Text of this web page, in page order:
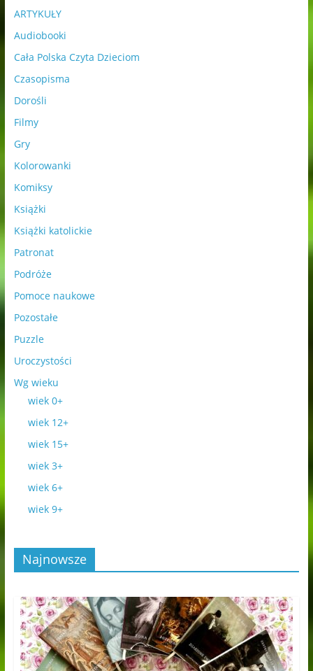
ARTYKUŁY
Audiobooki
Cała Polska Czyta Dzieciom
Czasopisma
Dorośli
Filmy
Gry
Kolorowanki
Komiksy
Książki
Książki katolickie
Patronat
Podróże
Pomoce naukowe
Pozostałe
Puzzle
Uroczystości
Wg wieku
wiek 0+
wiek 12+
wiek 15+
wiek 3+
wiek 6+
wiek 9+
Najnowsze